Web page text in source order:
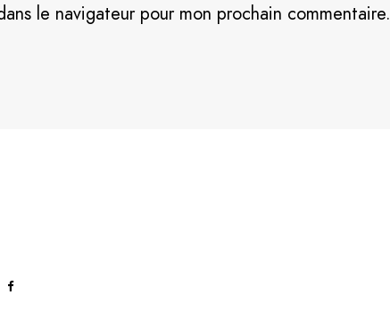
le navigateur pour mon prochain commentaire.